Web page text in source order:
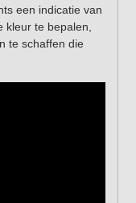
een indicatie van
kleur te bepalen,
te schaffen die